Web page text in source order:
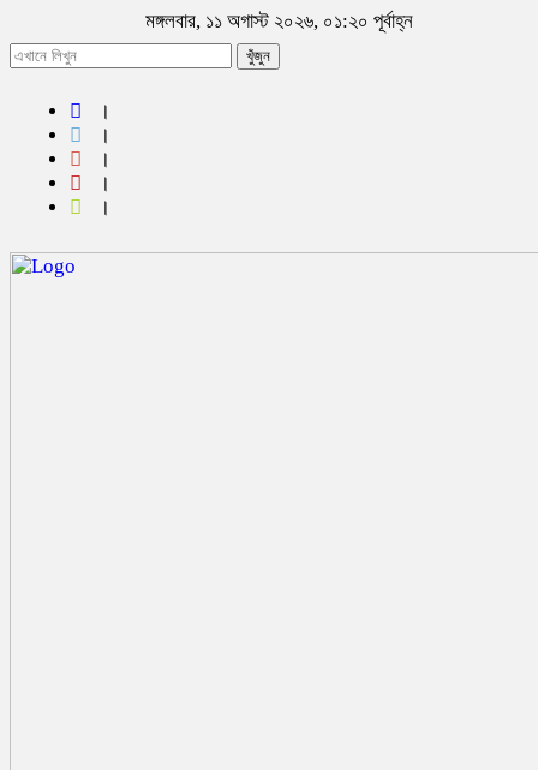
মঙ্গলবার, ১১ অগাস্ট ২০২৬, ০১:২০ পূর্বাহ্ন
খুঁজুন